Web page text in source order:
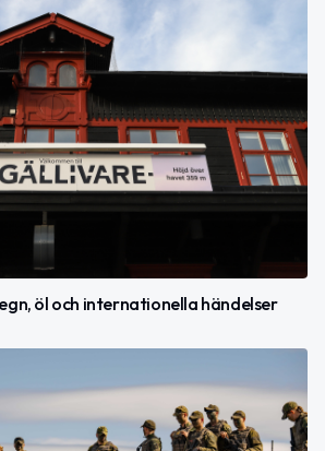
öl och internationella händelser